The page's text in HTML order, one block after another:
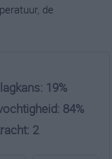
de
19%
84%
2